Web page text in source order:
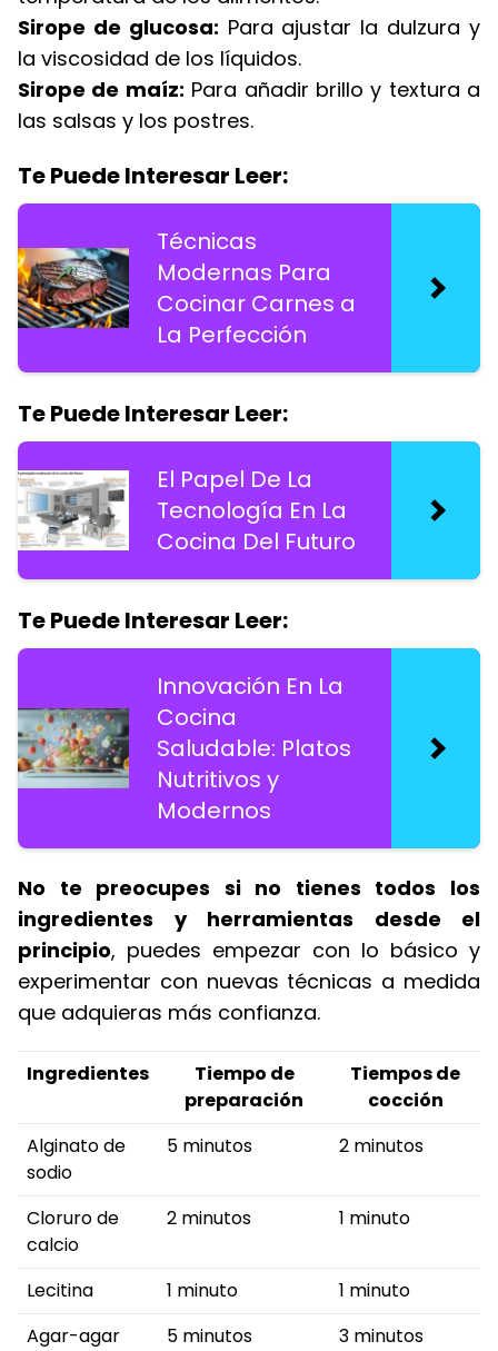
Sirope de glucosa: Para ajustar la dulzura y
la viscosidad de los líquidos.
Sirope de maíz: Para añadir brillo y textura a
las salsas y los postres.
Te Puede Interesar Leer:
Técnicas
Modernas Para
Cocinar Carnes a
La Perfección
Te Puede Interesar Leer:
El Papel De La
Tecnología En La
Cocina Del Futuro
Te Puede Interesar Leer:
Innovación En La
Cocina
Saludable: Platos
Nutritivos y
Modernos
No te preocupes si no tienes todos los
ingredientes y herramientas desde el
principio, puedes empezar con lo básico y
experimentar con nuevas técnicas a medida
que adquieras más confianza.
Ingredientes
Tiempo de
preparación
Tiempos de
cocción
Alginato de
sodio
5 minutos 2 minutos
Cloruro de
calcio
2 minutos 1 minuto
Lecitina 1 minuto
1 minuto
Agar-agar
5 minutos
3 minutos